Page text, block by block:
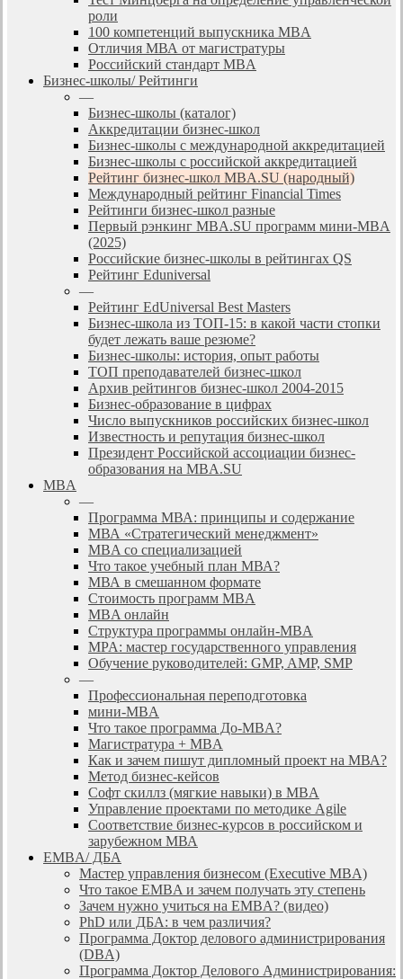
роли
100 компетенций выпускника MBA
Отличия МВА от магистратуры
Российский стандарт MBA
Бизнес-школы/ Рейтинги
—
Бизнес-школы (каталог)
Аккредитации бизнес-школ
Бизнес-школы с международной аккредитацией
Бизнес-школы с российской аккредитацией
Рейтинг бизнес-школ MBA.SU (народный)
Международный рейтинг Financial Times
Рейтинги бизнес-школ разные
Первый рэнкинг MBA.SU программ мини-MBA
(2025)
Российские бизнес-школы в рейтингах QS
Рейтинг Eduniversal
—
Рейтинг EdUniversal Best Masters
Бизнес-школа из ТОП-15: в какой части стопки
будет лежать ваше резюме?
Бизнес-школы: история, опыт работы
ТОП преподавателей бизнес-школ
Архив рейтингов бизнес-школ 2004-2015
Бизнес-образование в цифрах
Число выпускников российских бизнес-школ
Известность и репутация бизнес-школ
Президент Российской ассоциации бизнес-
образования на MBA.SU
MBA
—
Программа МВА: принципы и содержание
МВА «Cтратегический менеджмент»
MBA со специализацией
Что такое учебный план МВА?
МВА в смешанном формате
Стоимость программ MBA
MBA онлайн
Cтруктура программы онлайн-MBA
MPA: мастер государственного управления
Обучение руководителей: GMP, AMP, SMP
—
Профессиональная переподготовка
мини-MBA
Что такое программа До-MBA?
Магистратура + MBA
Как и зачем пишут дипломный проект на МВА?
Метод бизнес-кейсов
Софт скиллз (мягкие навыки) в MBA
Управление проектами по методике Agile
Соответствие бизнес-курсов в российском и
зарубежном МВА
EMBA/ ДБA
Мастер управления бизнесом (Executive MBA)
Что такое EMBA и зачем получать эту степень
Зачем нужно учиться на EMBA? (видео)
PhD или ДБА: в чем различия?
Программа Доктор делового администрирования
(DBА)
Программа Доктор Делового Администрирования: